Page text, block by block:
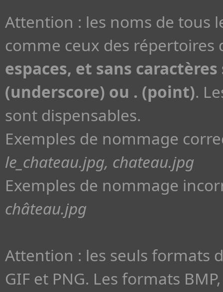
Attention : les noms de tous
comme ceux des répertoires
espaces, et sans
(underscore) ou . (point).
sont dispensables.
Exemples de nommage
le_chateau.jpg, chateau.jpg
Exemples de nommage
château.jpg
Attention : les seuls formats
GIF et PNG. Les formats